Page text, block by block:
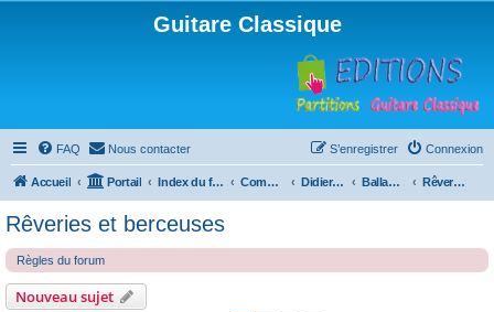
Guitare Classique
FAQ Nous contacter Connexion
S’enregistrer
Accueil Portail Index du forum Compositions Didierland Ballades et autres réveries Rêveries et berceuses
Rêveries et berceuses
Règles du forum
Nouveau sujet